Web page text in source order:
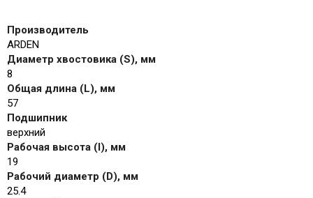
Производитель
ARDEN
Диаметр хвостовика (S), мм
8
Общая длина (L), мм
57
Подшипник
верхний
Рабочая высота (I), мм
19
Рабочий диаметр (D), мм
25.4